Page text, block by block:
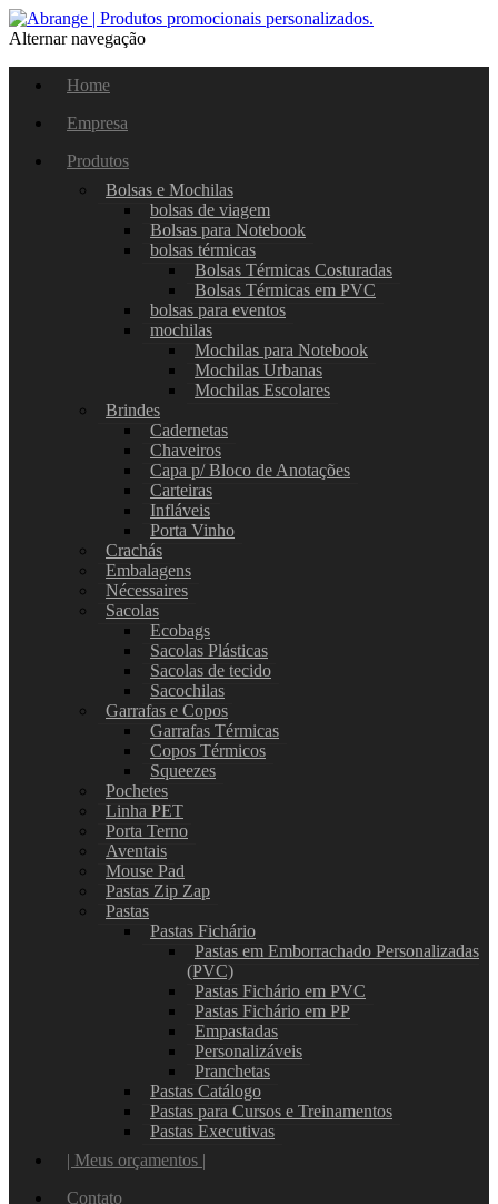
Alternar navegação
Home
Empresa
Produtos
Bolsas e Mochilas
bolsas de viagem
Bolsas para Notebook
bolsas térmicas
Bolsas Térmicas Costuradas
Bolsas Térmicas em PVC
bolsas para eventos
mochilas
Mochilas para Notebook
Mochilas Urbanas
Mochilas Escolares
Brindes
Cadernetas
Chaveiros
Capa p/ Bloco de Anotações
Carteiras
Infláveis
Porta Vinho
Crachás
Embalagens
Nécessaires
Sacolas
Ecobags
Sacolas Plásticas
Sacolas de tecido
Sacochilas
Garrafas e Copos
Garrafas Térmicas
Copos Térmicos
Squeezes
Pochetes
Linha PET
Porta Terno
Aventais
Mouse Pad
Pastas Zip Zap
Pastas
Pastas Fichário
Pastas em Emborrachado Personalizadas
(PVC)
Pastas Fichário em PVC
Pastas Fichário em PP
Empastadas
Personalizáveis
Pranchetas
Pastas Catálogo
Pastas para Cursos e Treinamentos
Pastas Executivas
| Meus orçamentos |
Contato